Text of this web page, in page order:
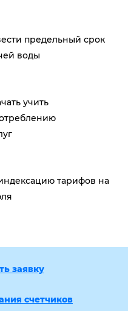
предельный срок
воды
учить
тарифов на
заявку
счетчиков